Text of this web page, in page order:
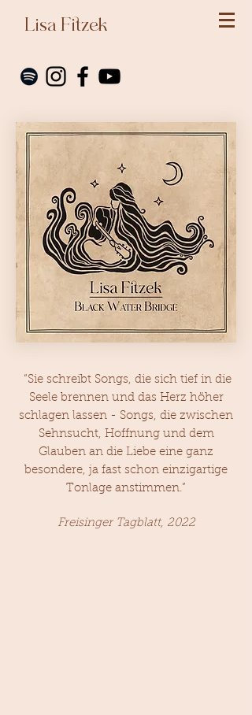
Lisa Fitzek
“Sie schreibt Songs, die sich tief in die
Seele brennen und das Herz höher
schlagen lassen - Songs, die zwischen
Sehnsucht, Hoffnung und dem
Glauben an die Liebe eine ganz
besondere, ja fast schon einzigartige
Tonlage anstimmen.”
Freisinger Tagblatt, 2022